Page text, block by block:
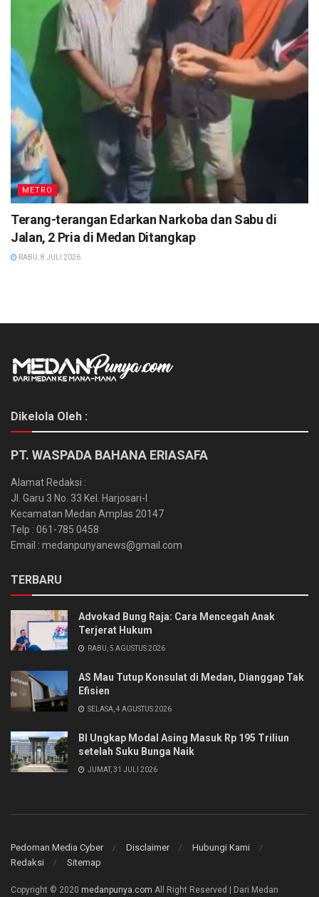
METRO
Terang-terangan Edarkan Narkoba dan Sabu di
Jalan, 2 Pria di Medan Ditangkap
RABU, 8 JULI 2026
Dikelola Oleh :
PT. WASPADA BAHANA ERIASAFA
Alamat Redaksi :
Jl. Garu 3 No. 33 Kel. Harjosari-I
Kecamatan Medan Amplas 20147
Telp : 061-785 0458
Email : medanpunyanews@gmail.com
TERBARU
Advokad Bung Raja: Cara Mencegah Anak
Terjerat Hukum
RABU, 5 AGUSTUS 2026
AS Mau Tutup Konsulat di Medan, Dianggap Tak
Efisien
SELASA, 4 AGUSTUS 2026
BI Ungkap Modal Asing Masuk Rp 195 Triliun
setelah Suku Bunga Naik
JUMAT, 31 JULI 2026
Pedoman Media Cyber Disclaimer
Hubungi Kami
Redaksi
Sitemap
Copyright © 2020 medanpunya.com All Right Reserved | Dari Medan